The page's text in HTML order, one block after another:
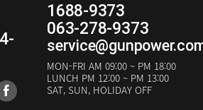
1688-9373
063-278-9373
MON-FRI AM 09:00 ~ PM 18:00
LUNCH PM 12:00 ~ PM 13:00
SAT, SUN, HOLIDAY OFF